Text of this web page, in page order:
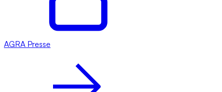
AGRA Presse